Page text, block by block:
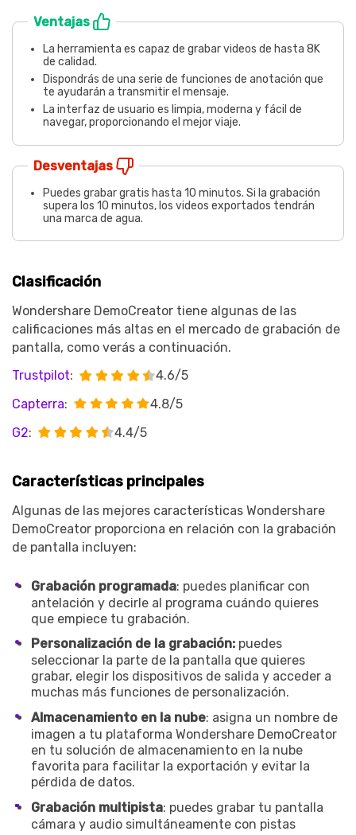
Ventajas
La herramienta es capaz de grabar videos de hasta 8K
de calidad.
Dispondrás de una serie de funciones de anotación que
te ayudarán a transmitir el mensaje.
La interfaz de usuario es limpia, moderna y fácil de
navegar, proporcionando el mejor viaje.
Desventajas
Puedes grabar gratis hasta 10 minutos. Si la grabación
supera los 10 minutos, los videos exportados tendrán
una marca de agua.
Clasificación
Wondershare DemoCreator tiene algunas de las
calificaciones más altas en el mercado de grabación de
pantalla, como verás a continuación.
Trustpilot:
4.6/5
Capterra:
4.8/5
G2: 4.4/5
Características principales
Algunas de las mejores características Wondershare
DemoCreator proporciona en relación con la grabación
de pantalla incluyen:
Grabación programada: puedes planificar con
antelación y decirle al programa cuándo quieres
que empiece tu grabación.
Personalización de la grabación: puedes
seleccionar la parte de la pantalla que quieres
grabar, elegir los dispositivos de salida y acceder a
muchas más funciones de personalización.
Almacenamiento en la nube: asigna un nombre de
imagen a tu plataforma Wondershare DemoCreator
en tu solución de almacenamiento en la nube
favorita para facilitar la exportación y evitar la
pérdida de datos.
Grabación multipista: puedes grabar tu pantalla
cámara y audio simultáneamente con pistas